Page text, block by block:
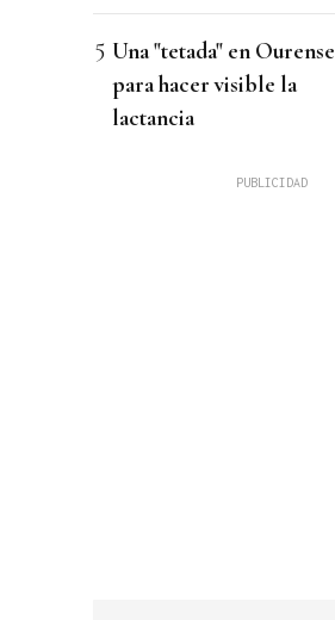
Una "tetada" en Ourense
para hacer visible la
lactancia